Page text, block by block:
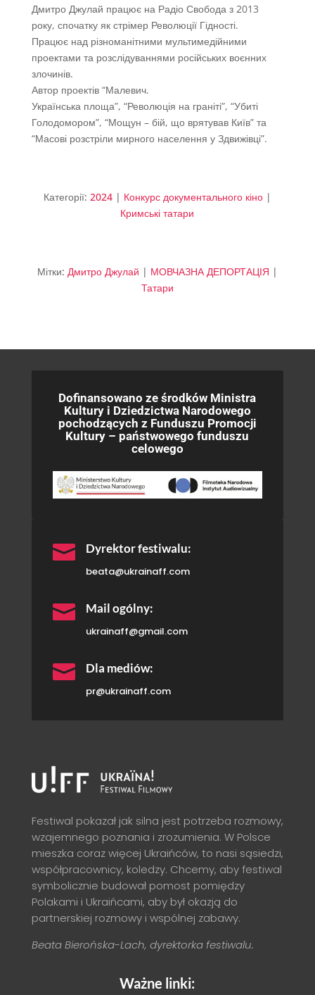
Дмитро Джулай працює на Радіо Свобода з 2013
року, спочатку як стрімер Революції Гідності.
Працює над різноманітними мультимедійними
проектами та розслідуваннями російських воєнних
злочинів.
Автор проектів “Малевич.
Українська площа”, “Революція на граніті”, “Убиті
Голодомором”, “Мощун – бій, що врятував Київ” та
“Масові розстріли мирного населення у Здвижівці”.
Категорії: 2024| Конкурс документального кіно|
Кримські татари
Мітки: Дмитро Джулай | МОВЧАЗНА ДЕПОРТАЦІЯ |
Татари
Dofinansowano ze środków Ministra
Kultury i Dziedzictwa Narodowego
pochodzących z Funduszu Promocji
Kultury – państwowego funduszu
celowego
 Dyrektor festiwalu:
beata@ukrainaff.com
 Mail ogólny:
ukrainaff@gmail.com
 Dla mediów:
pr@ukrainaff.com
Festiwal pokazał jak silna jest potrzeba rozmowy,
wzajemnego poznania i zrozumienia. W Polsce
mieszka coraz więcej Ukraińców, to nasi sąsiedzi,
współpracownicy, koledzy. Chcemy, aby festiwal
symbolicznie budował pomost pomiędzy
Polakami i Ukraińcami, aby był okazją do
partnerskiej rozmowy i wspólnej zabawy.
Beata Bierońska-Lach, dyrektorka festiwalu.
Ważne linki: